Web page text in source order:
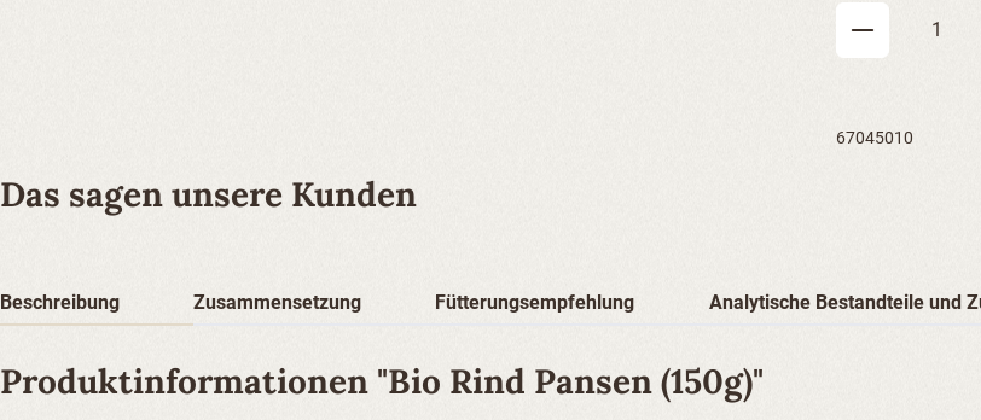
Produkt
67045010
Das sagen unsere Kunden
Beschreibung Zusammensetzung Fütterungsempfehlung Analytische Bestandteile und
Produktinformationen "Bio Rind Pansen (150g)"